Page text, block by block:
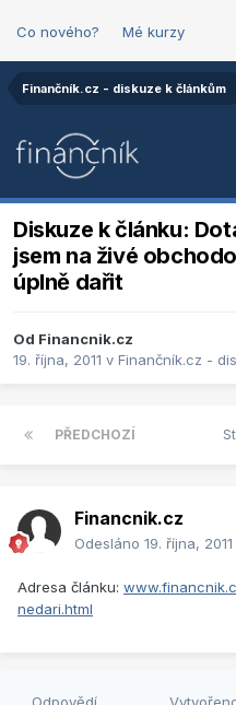
Co nového? Mé kurzy
Finančník.cz - diskuze k článkům
Diskuze k článku:
jsem na živé
úplně dařit
Od Financnik.cz
19. října, 2011 v Finančník.cz -
PŘEDCHOZÍ
Financnik.cz
Odesláno 19. října, 2011
Adresa článku:
nedari.html